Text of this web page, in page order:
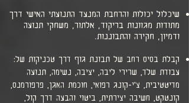
שיכלול יכולות והרחבת המנעד התנועתי האישי דרך
מתודות מגוונות בריקוד, אלתור, משחקי תנועה
ודמיון, חקירה והתבוננות.
קבלת בסיס רחב של תבונת גוף דרך טכניקות של:
עבודת שלד, שרירי ליבה, יציבה, נשימה, תנועה
מדיטטיבית, צ'י-קונג רפואי, חוכמת האגן, פרפורמנס,
קונטקט, חשיבה יצירתית, ביטוי והבעה דרך קול,